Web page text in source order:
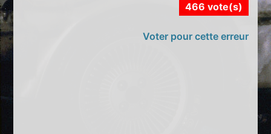
466 vote(s)
Voter pour cette erreur